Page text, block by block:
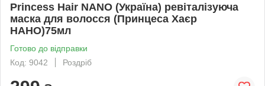
Princess Hair NANO (Україна) ревіталізуюча
маска для волосся (Принцеса Хаєр
НАНО)75мл
Готово до відправки
Код: 9042
Роздріб